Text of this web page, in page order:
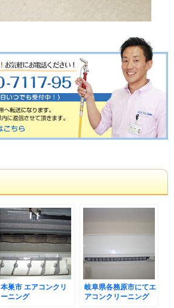
本巣市 エアコンクリ
ーニング
岐阜県各務原市にてエ
アコンクリーニング